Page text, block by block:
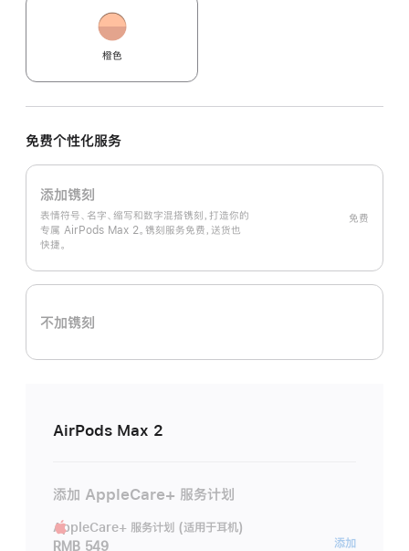
橙色
免费个性化服务
添加镌刻
表情符号、名字、缩写和数字混搭镌刻，打造你的
专属 AirPods Max 2。镌刻服务免费，送货也
快捷。
免费
不加镌刻
AirPods Max 2
添加 AppleCare+ 服务计划
AppleCare+ 服务计划 (适用于耳机)
RMB 549
添加